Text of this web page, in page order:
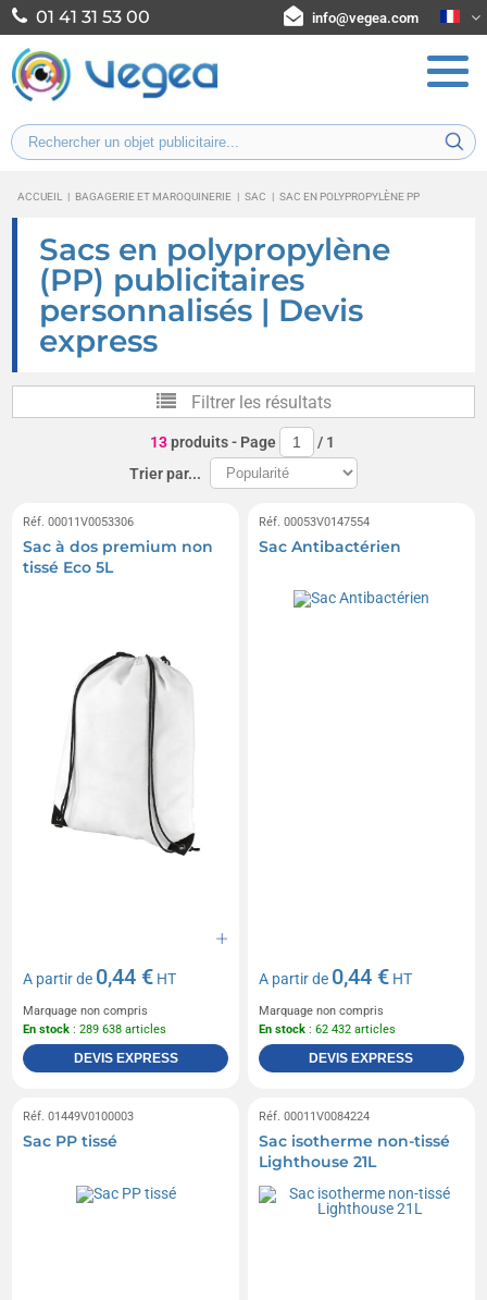
01 41 31 53 00 info@vegea.com
ACCUEIL | BAGAGERIE ET MAROQUINERIE | SAC | SAC EN POLYPROPYLÈNE PP
Sacs en polypropylène
(PP) publicitaires
personnalisés | Devis
express
Filtrer les résultats
13produits- Page / 1
Trier par...
Réf. 00011V0053306
Sac à dos premium non
tissé Eco 5L
A partir de 0,44 € HT
Marquage non compris
En stock : 289 638 articles
DEVIS EXPRESS
Réf. 00053V0147554
Sac Antibactérien
A partir de 0,44 € HT
Marquage non compris
En stock : 62 432 articles
DEVIS EXPRESS
Réf. 01449V0100003
Sac PP tissé
Réf. 00011V0084224
Sac isotherme non-tissé
Lighthouse 21L